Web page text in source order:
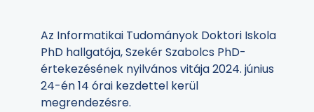
Az Informatikai Tudományok Doktori Iskola
PhD hallgatója, Szekér Szabolcs PhD-
értekezésének nyilvános vitája 2024. június
24-én 14 órai kezdettel kerül
megrendezésre.